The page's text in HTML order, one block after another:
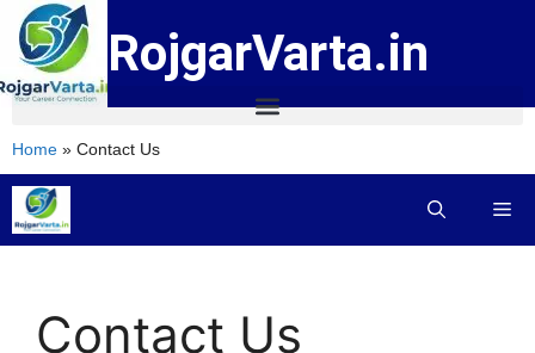
RojgarVarta.in
Home » Contact Us
Contact Us